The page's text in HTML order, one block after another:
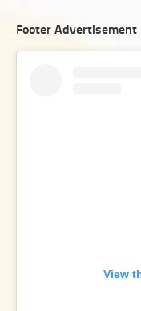
Footer Advertisement
View